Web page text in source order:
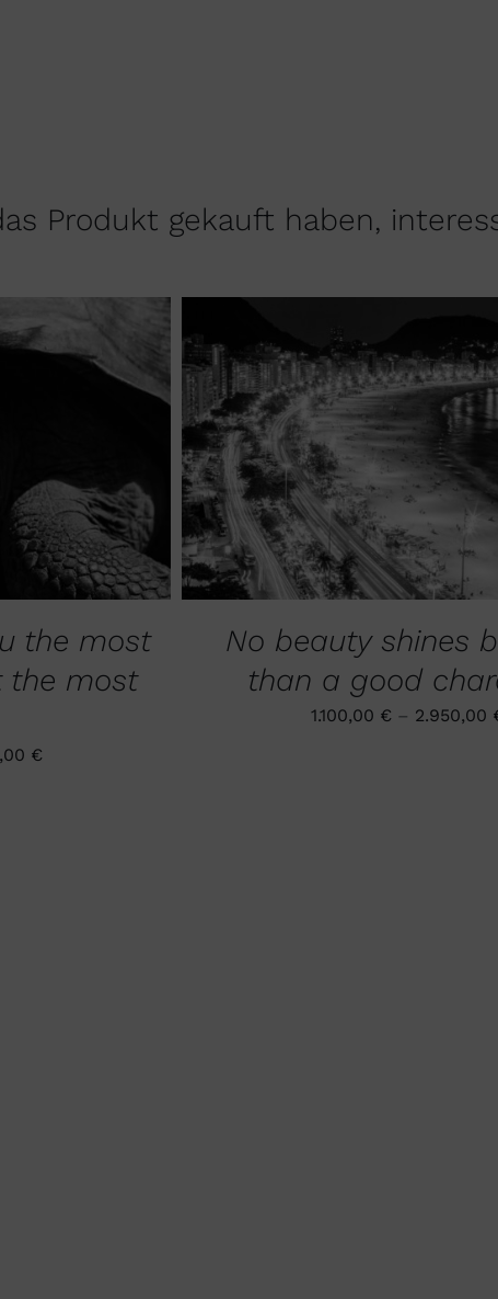
Produkt gekauft haben,
the most
the most
€
AUSFÜHRUNG WÄHLEN
DIESES
WEIST
AUF.
DIE
AUF
No beauty shines
than a good
1.100,00 € – 2.950,00